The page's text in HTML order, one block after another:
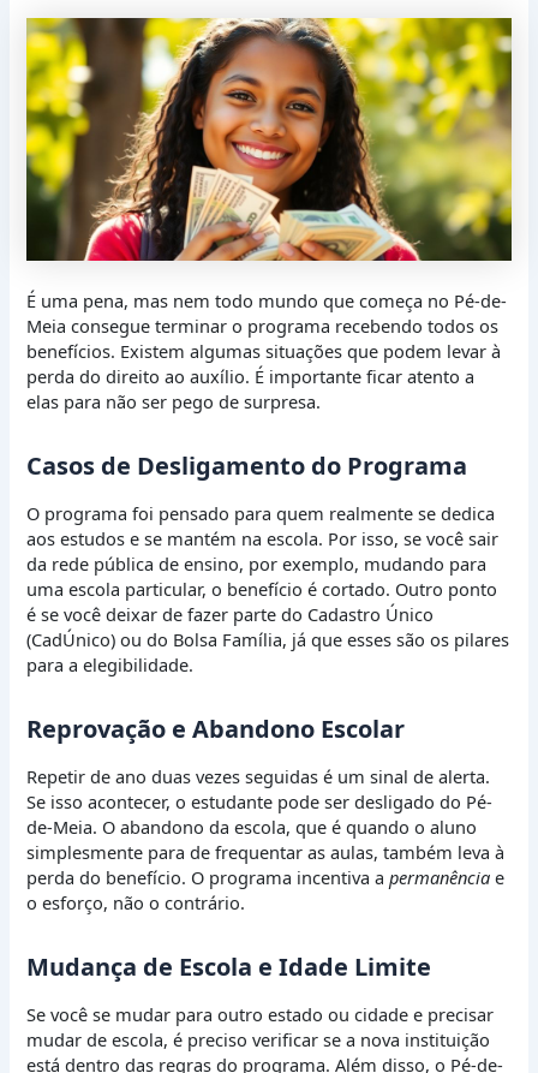
É uma pena, mas nem todo mundo que começa no Pé-de-
Meia consegue terminar o programa recebendo todos os
benefícios. Existem algumas situações que podem levar à
perda do direito ao auxílio. É importante ficar atento a
elas para não ser pego de surpresa.
Casos de Desligamento do Programa
O programa foi pensado para quem realmente se dedica
aos estudos e se mantém na escola. Por isso, se você sair
da rede pública de ensino, por exemplo, mudando para
uma escola particular, o benefício é cortado. Outro ponto
é se você deixar de fazer parte do Cadastro Único
(CadÚnico) ou do Bolsa Família, já que esses são os pilares
para a elegibilidade.
Reprovação e Abandono Escolar
Repetir de ano duas vezes seguidas é um sinal de alerta.
Se isso acontecer, o estudante pode ser desligado do Pé-
de-Meia. O abandono da escola, que é quando o aluno
simplesmente para de frequentar as aulas, também leva à
perda do benefício. O programa incentiva apermanência e
o esforço, não o contrário.
Mudança de Escola e Idade Limite
Se você se mudar para outro estado ou cidade e precisar
mudar de escola, é preciso verificar se a nova instituição
está dentro das regras do programa. Além disso, o Pé-de-